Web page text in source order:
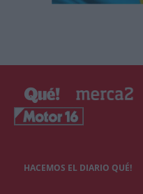
HACEMOS EL DIARIO QUÉ!